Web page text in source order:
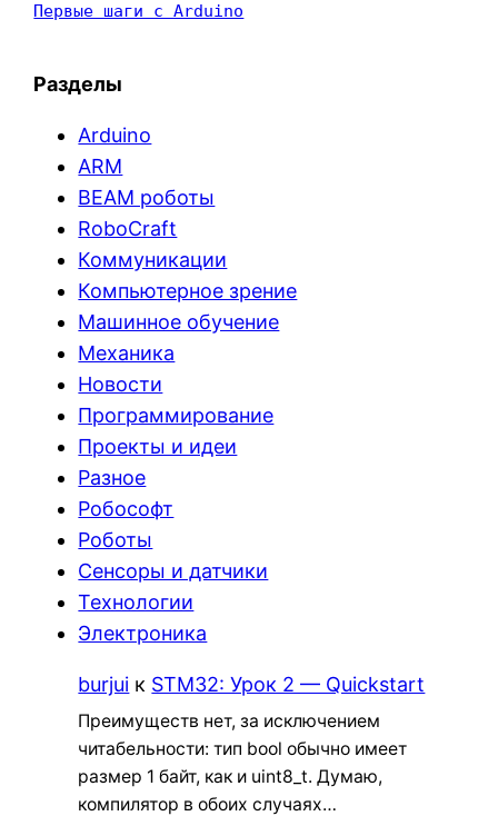
Первые шаги с Arduino
Разделы
Arduino
ARM
BEAM роботы
RoboCraft
Коммуникации
Компьютерное зрение
Машинное обучение
Механика
Новости
Программирование
Проекты и идеи
Разное
Робософт
Роботы
Сенсоры и датчики
Технологии
Электроника
burjui к STM32: Урок 2 — Quickstart
Преимуществ нет, за исключением
читабельности: тип bool обычно имеет
размер 1 байт, как и uint8_t. Думаю,
компилятор в обоих случаях…